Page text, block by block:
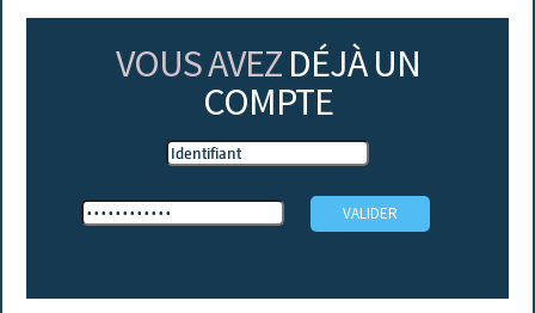
VOUS AVEZ DÉJÀ UN
COMPTE